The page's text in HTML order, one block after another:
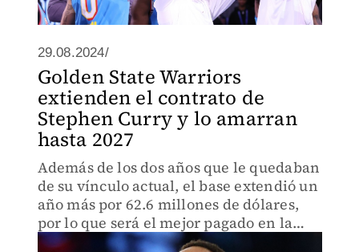
29.08.2024/
Golden State Warriors
extienden el contrato de
Stephen Curry y lo amarran
hasta 2027
Además de los dos años que le quedaban
de su vínculo actual, el base extendió un
año más por 62.6 millones de dólares,
por lo que será el mejor pagado en la
NBA hasta 2026-2027